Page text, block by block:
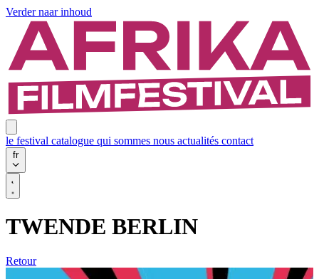
Verder naar inhoud
le festival catalogue qui sommes nous actualités contact
fr
TWENDE BERLIN
Retour